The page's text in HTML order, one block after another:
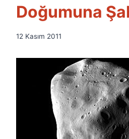
Doğumuna
By
Fuat
12 Kasım 2011